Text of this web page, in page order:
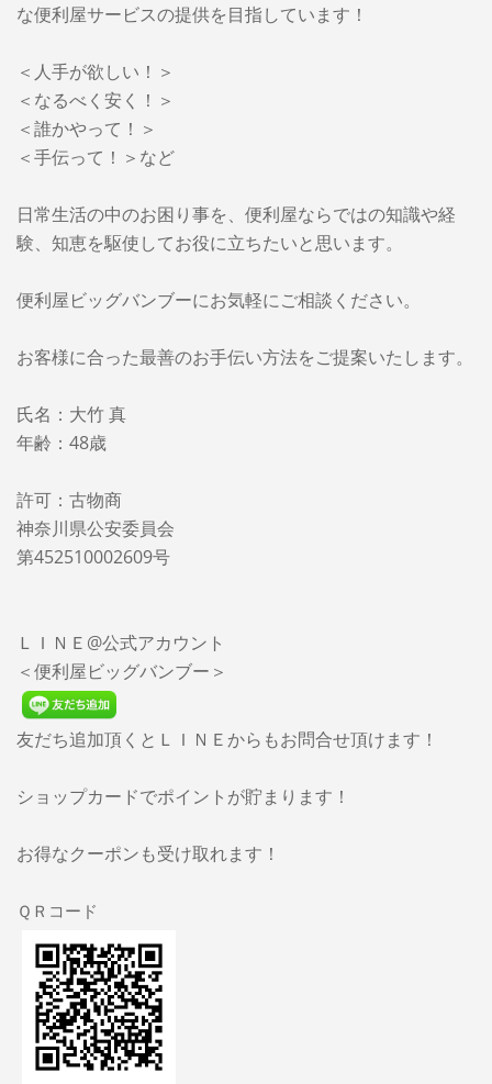
な便利屋サービスの提供を目指しています！
＜人手が欲しい！＞
＜なるべく安く！＞
＜誰かやって！＞
＜手伝って！＞など
日常生活の中のお困り事を、便利屋ならではの知識や経
験、知恵を駆使してお役に立ちたいと思います。
便利屋ビッグバンブーにお気軽にご相談ください。
お客様に合った最善のお手伝い方法をご提案いたします。
氏名：大竹 真
年齢：48歳
許可：古物商
神奈川県公安委員会
第452510002609号
ＬＩＮＥ@公式アカウント
＜便利屋ビッグバンブー＞
友だち追加頂くとＬＩＮＥからもお問合せ頂けます！
ショップカードでポイントが貯まります！
お得なクーポンも受け取れます！
ＱＲコード